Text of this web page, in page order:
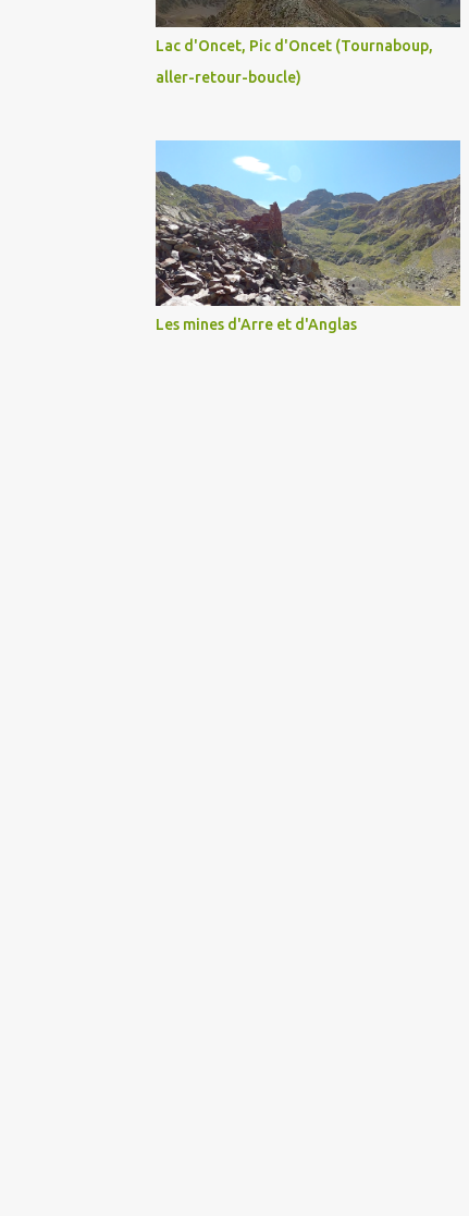
Lac d'Oncet, Pic d'Oncet (Tournaboup,
aller-retour-boucle)
Les mines d'Arre et d'Anglas